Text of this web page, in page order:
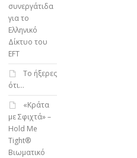
συνεργάτιδα
για το
Ελληνικό
Δίκτυο του
EFT
To ήξερες
ότι…
«Κράτα
με Σφιχτά» –
Hold Me
Tight®
Βιωματικό